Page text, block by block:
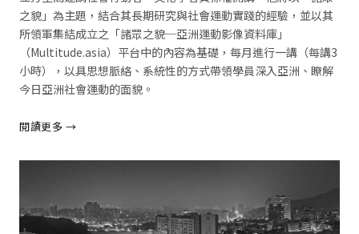
之貌」為主題，結合其長期研究與社會運動實踐的經驗，並以其
所領軍集結成立之「諸眾之貌─亞洲運動影像資料庫」
（Multitude.asia）平台中的內容為基礎，每月進行一講（每講3
小時），以具思想脈絡、系統性的方式帶領學員深入亞洲、瞭解
今日亞洲社會運動的面貌。
閱讀更多 →